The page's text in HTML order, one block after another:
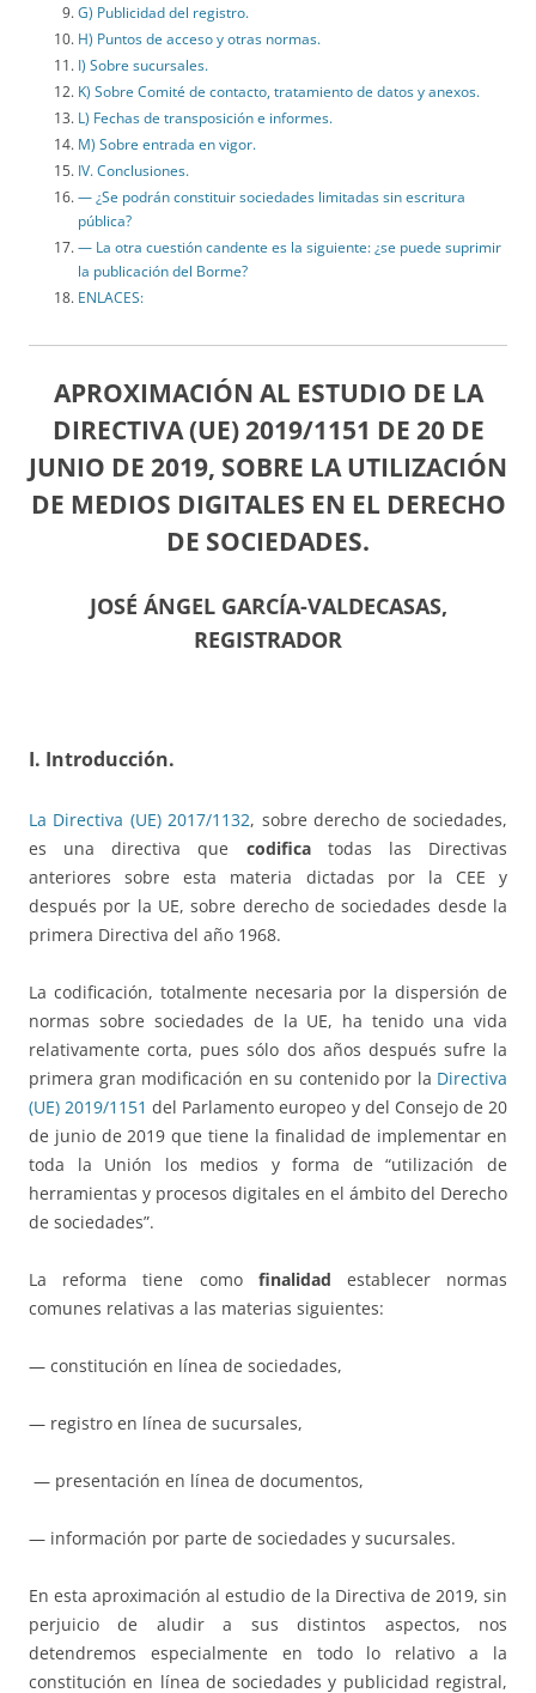
G) Publicidad del registro.
H) Puntos de acceso y otras normas.
I) Sobre sucursales.
K) Sobre Comité de contacto, tratamiento de datos y anexos.
L) Fechas de transposición e informes.
M) Sobre entrada en vigor.
IV. Conclusiones.
— ¿Se podrán constituir sociedades limitadas sin escritura
pública?
— La otra cuestión candente es la siguiente: ¿se puede suprimir
la publicación del Borme?
ENLACES:
APROXIMACIÓN AL ESTUDIO DE LA
DIRECTIVA (UE) 2019/1151 DE 20 DE
JUNIO DE 2019, SOBRE LA UTILIZACIÓN
DE MEDIOS DIGITALES EN EL DERECHO
DE SOCIEDADES.
JOSÉ ÁNGEL GARCÍA-VALDECASAS,
REGISTRADOR
I. Introducción.
La Directiva (UE) 2017/1132, sobre derecho de sociedades,
es una directiva que codificatodas las Directivas
anteriores sobre esta materia dictadas por la CEE y
después por la UE, sobre derecho de sociedades desde la
primera Directiva del año 1968.
La codificación, totalmente necesaria por la dispersión de
normas sobre sociedades de la UE, ha tenido una vida
relativamente corta, pues sólo dos años después sufre la
primera gran modificación en su contenido por la Directiva
(UE) 2019/1151 del Parlamento europeo y del Consejo de 20
de junio de 2019 que tiene la finalidad de implementar en
toda la Unión los medios y forma de “utilización de
herramientas y procesos digitales en el ámbito del Derecho
de sociedades”.
La reforma tiene como finalidad establecer normas
comunes relativas a las materias siguientes:
— constitución en línea de sociedades,
— registro en línea de sucursales,
— presentación en línea de documentos,
— información por parte de sociedades y sucursales.
En esta aproximación al estudio de la Directiva de 2019, sin
perjuicio de aludir a sus distintos aspectos, nos
detendremos especialmente en todo lo relativo a la
constitución en línea de sociedades y publicidad registral,